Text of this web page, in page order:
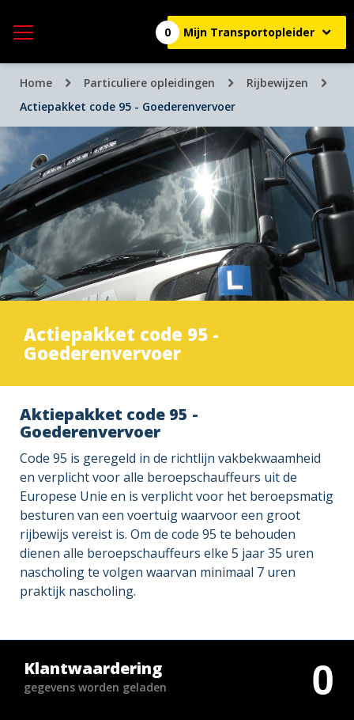
Mijn Transportopleider
0
Home Particuliere opleidingen
Rijbewijzen
Actiepakket code 95 - Goederenvervoer
Actiepakket code 95 -
Goederenvervoer
Aktiepakket code 95 -
Goederenvervoer
Code 95 is geregeld in de richtlijn vakbekwaamheid
en verplicht voor alle beroepschauffeurs uit de
Europese Unie en is verplicht voor het beroepsmatig
besturen van een voertuig waarvoor een groot
rijbewijs vereist is. Om de code 95 te behouden
dienen alle beroepschauffeurs elke 5 jaar 35 uren
nascholing te volgen waarvan minimaal 7 uren
praktijk nascholing.
Klantwaardering
gegevens worden geladen 0